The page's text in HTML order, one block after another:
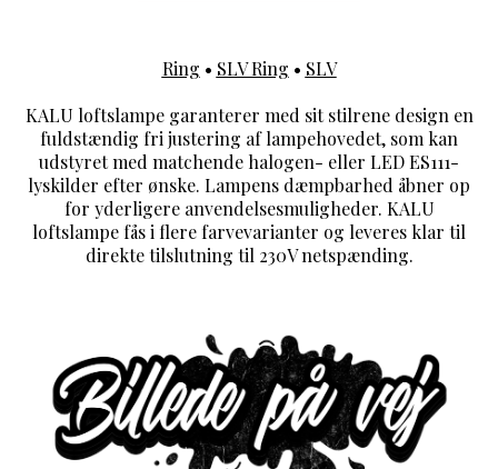
Ring • SLV Ring • SLV
KALU loftslampe garanterer med sit stilrene design en
fuldstændig fri justering af lampehovedet, som kan
udstyret med matchende halogen- eller LED ES111-
lyskilder efter ønske. Lampens dæmpbarhed åbner op
for yderligere anvendelsesmuligheder. KALU
loftslampe fås i flere farvevarianter og leveres klar til
direkte tilslutning til 230V netspænding.